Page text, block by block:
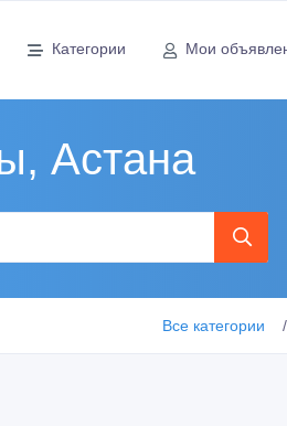
Категории Мои
Астана
Все категории